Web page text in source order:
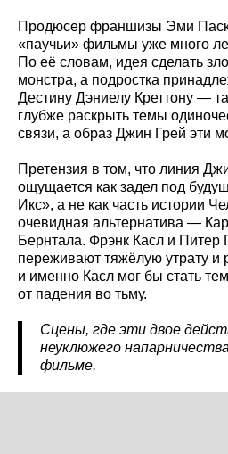
Продюсер франшизы Эми
«паучьи» фильмы уже много
По её словам, идея сделать
монстра, а подростка
Дестину Дэниелу Креттону —
глубже раскрыть темы
связи, а образ Джин Грей эти
Претензия в том, что линия
ощущается как задел под
Икс», а не как часть истории
очевидная альтернатива —
Бернтала. Фрэнк Касл и Питер
переживают тяжёлую утрату и
и именно Касл мог бы стать
от падения во тьму.
Сцены, где эти двое
неуклюжего
фильме.